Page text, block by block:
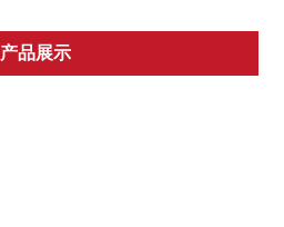
产品展示